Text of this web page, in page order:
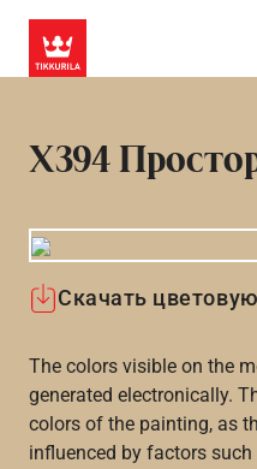
X394
Скачать
The colors visible on the
generated electronically.
colors of the painting, as
influenced by factors